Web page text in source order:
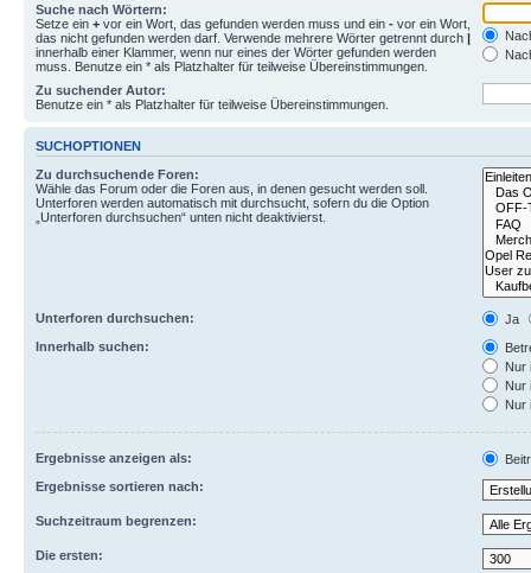
Suche nach Wörtern:
Setze ein + vor ein Wort, das gefunden werden muss und ein - vor ein Wort,
das nicht gefunden werden darf. Verwende mehrere Wörter getrennt durch |
innerhalb einer Klammer, wenn nur eines der Wörter gefunden werden
muss. Benutze ein * als Platzhalter für teilweise Übereinstimmungen.
Zu suchender Autor:
Benutze ein * als Platzhalter für teilweise Übereinstimmungen.
SUCHOPTIONEN
Zu durchsuchende Foren:
Wähle das Forum oder die Foren aus, in denen gesucht werden soll.
Unterforen werden automatisch mit durchsucht, sofern du die Option
„Unterforen durchsuchen“ unten nicht deaktivierst.
Unterforen durchsuchen:
Ja
Innerhalb suchen:
Nur
Nur
Nur
Ergebnisse anzeigen als:
Ergebnisse sortieren nach:
Suchzeitraum begrenzen:
Die ersten: